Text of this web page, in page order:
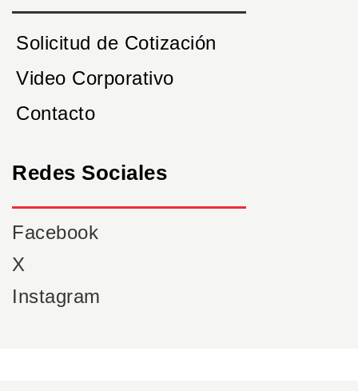
Solicitud de Cotización
Video Corporativo
Contacto
Redes Sociales
Facebook
X
Instagram